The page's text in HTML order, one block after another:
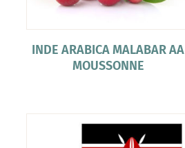
INDE ARABICA MALABAR AA
MOUSSONNE